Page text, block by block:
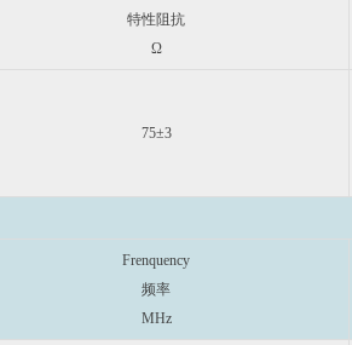
特性阻抗
Ω
75±3
Frenquency
频率
MHz